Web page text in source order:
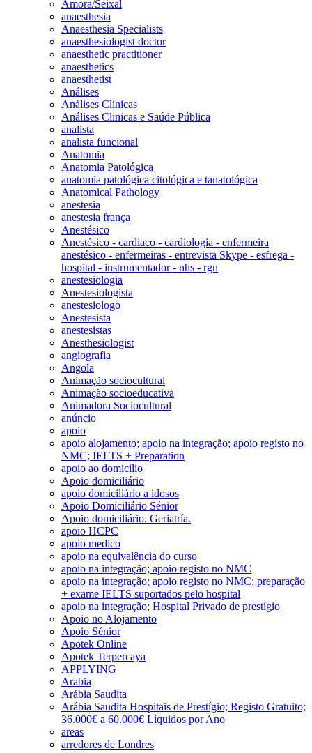
Amora/Seixal
anaesthesia
Anaesthesia Specialists
anaesthesiologist doctor
anaesthetic practitioner
anaesthetics
anaesthetist
Análises
Análises Clínicas
Análises Clinicas e Saúde Pública
analista
analista funcional
Anatomia
Anatomia Patológica
anatomia patológica citológica e tanatológica
Anatomical Pathology
anestesia
anestesia frança
Anestésico
Anestésico - cardiaco - cardiologia - enfermeira
anestésico - enfermeiras - entrevista Skype - esfrega -
hospital - instrumentador - nhs - rgn
anestesiologia
Anestesiologista
anestesiologo
Anestesista
anestesistas
Anesthesiologist
angiografia
Angola
Animação sociocultural
Animação socioeducativa
Animadora Sociocultural
anúncio
apoio
apoio alojamento; apoio na integração; apoio registo no
NMC; IELTS + Preparation
apoio ao domicilio
Apoio domiciliário
apoio domiciliário a idosos
Apoio Domiciliário Sénior
Apoio domiciliário. Geriatría.
apoio HCPC
apoio medico
apoio na equivalência do curso
apoio na integração; apoio registo no NMC
apoio na integração; apoio registo no NMC; preparação
+ exame IELTS suportados pelo hospital
apoio na integração; Hospital Privado de prestígio
Apoio no Alojamento
Apoio Sénior
Apotek Online
Apotek Terpercaya
APPLYING
Arabia
Arábia Saudita
Arábia Saudita Hospitais de Prestígio; Registo Gratuito;
36.000€ a 60.000€ Líquidos por Ano
areas
arredores de Londres